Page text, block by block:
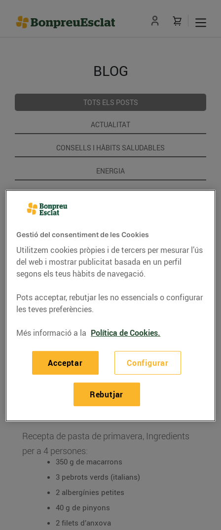
BLOG
TOTS ELS POSTS
ACTUALITAT
CONSELLS I HÀBITS SALUDABLES
ENERGIA
GASTRONOMIA I TRADICIONS
RECEPTES
Pasta de primavera
Recepta de pasta de primavera, Ingredients
per a 4 persones:
350 g de macarrons
3 pebrots verds (italians)
2 albergínies petites
40 g de pinyons
2 filets d’anxova
Gestió del consentiment de les Cookies
Utilitzem cookies pròpies i de tercers per mesurar l’ús
del web i mostrar publicitat basada en un perfil
segons els teus hàbits de navegació.
Pots acceptar, rebutjar les no essencials o configurar
les teves preferències.
Més informació a la Política de Cookies.
Configurar
Rebutjar
Acceptar